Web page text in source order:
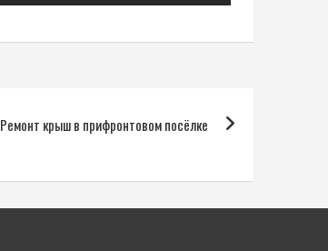
Ремонт крыш в прифронтовом посёлке